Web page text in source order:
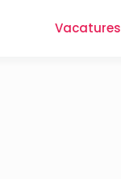
Vacatures